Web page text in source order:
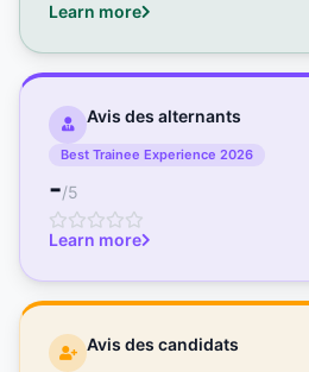
Learn more
Avis des alternants
Best Trainee Experience 2026
-/5
Learn more
Avis des candidats